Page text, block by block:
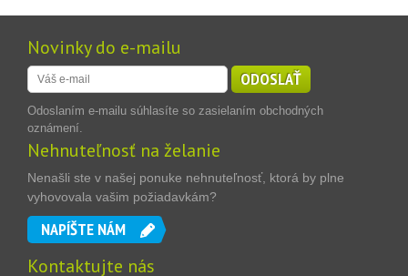
Novinky do e-mailu
ODOSLAŤ
Odoslaním e-mailu súhlasíte so zasielaním obchodných
oznámení.
Nehnuteľnosť na želanie
Nenašli ste v našej ponuke nehnuteľnosť, ktorá by plne
vyhovovala vašim požiadavkám?
NAPÍŠTE NÁM
Kontaktujte nás